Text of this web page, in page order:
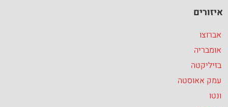
איזורים
אברוצו
אומבריה
בזיליקטה
עמק אאוסטה
ונטו